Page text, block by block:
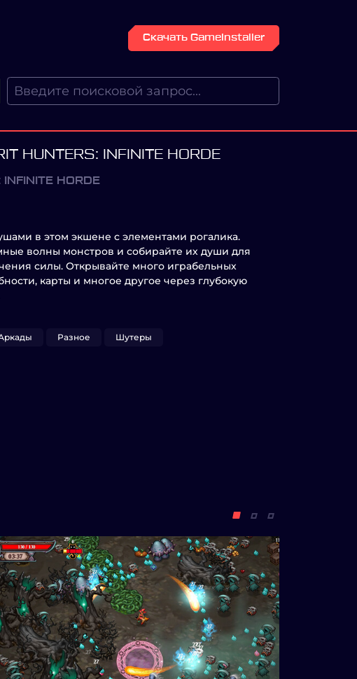
Скачать GameInstaller
HUNTERS: INFINITE HORDE
HORDE
в этом экшене с элементами рогалика.
волны монстров и собирайте их души для
силы. Открывайте много играбельных
карты и многое другое через глубокую
Разное Шутеры